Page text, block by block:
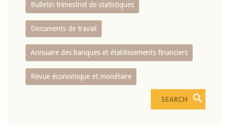
Bulletin trimestriel de statistiques
Documents de travail
Annuaire des banques et établissements financiers
Revue économique et monétaire